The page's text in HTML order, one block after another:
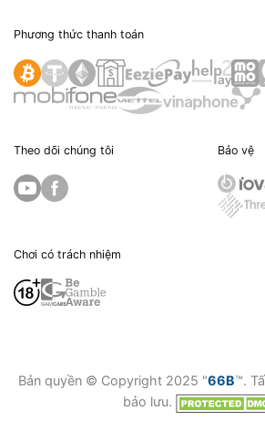
Phương thức thanh toán
Theo dõi chúng tôi Bảo vệ
Chơi có trách nhiệm
Bản quyền © Copyright 2025 "66B™.
bảo lưu.